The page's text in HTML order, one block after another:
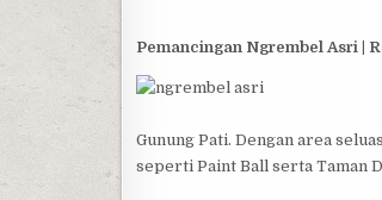
Pemancingan Ngrembel Asri |
Gunung Pati. Dengan area
seperti Paint Ball serta Taman